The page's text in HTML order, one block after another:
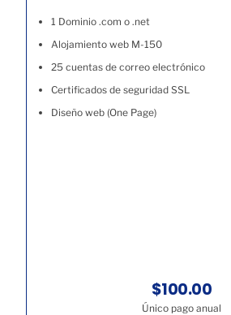
1 Dominio .com o .net
Alojamiento web M-150
25 cuentas de correo electrónico
Certificados de seguridad SSL
Diseño web (One Page)
$100.00
Único pago anual